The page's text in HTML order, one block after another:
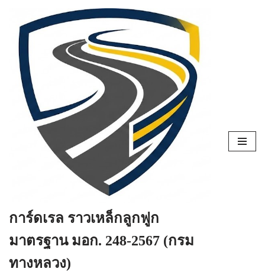
Skip
content
การ์ดเรล ราวเหล็กลูกฟูก
มาตรฐาน มอก. 248-2567 (กรม
ทางหลวง)